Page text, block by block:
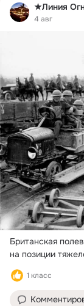
★Линия
4 авг
Британская
на позиции
1 класс